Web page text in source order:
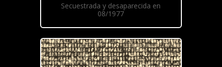
Secuestrada y desaparecida en
08/1977